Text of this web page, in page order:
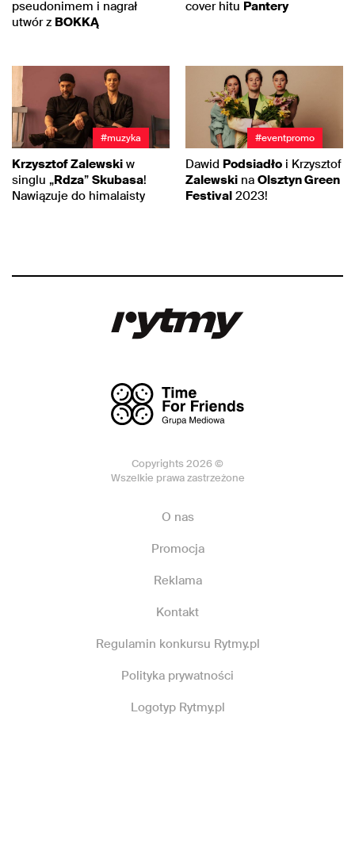
pseudonimem i nagrał
utwór z BOKKĄ
cover hitu Pantery
#muzyka
Krzysztof Zalewski w
singlu „Rdza” Skubasa!
Nawiązuje do himalaisty
#eventpromo
Dawid Podsiadło i Krzysztof
Zalewski na Olsztyn Green
Festival 2023!
Copyrights 2026 ©
Wszelkie prawa zastrzeżone
O nas
Promocja
Reklama
Kontakt
Regulamin konkursu Rytmy.pl
Polityka prywatności
Logotyp Rytmy.pl